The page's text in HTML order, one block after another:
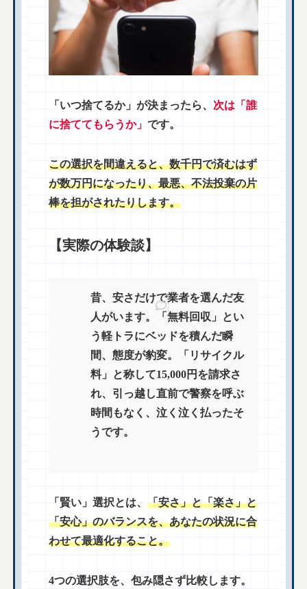
「いつ捨てるか」が決まったら、 次は「誰
に捨ててもらうか」です。
この選択を間違えると、数千円で済むはず
が数万円になったり、最悪、不法投棄の片
棒を担がされたりします。
【実際の体験談】
昔、安さだけで業者を選んだ友
人がいます。「無料回収」とい
う軽トラにベッドを積んだ瞬
間、態度が豹変。「リサイクル
料」と称して15,000円を請求さ
れ、引っ越し直前で警察を呼ぶ
時間もなく、泣く泣く払ったそ
うです。
「賢い」選択とは、「安さ」と「楽さ」と
「安心」のバランスを、あなたの状況に合
わせて最適化すること。
4つの選択肢を、包み隠さず比較します。